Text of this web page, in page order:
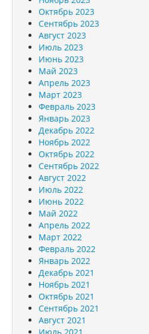
Октябрь 2023
Сентябрь 2023
Август 2023
Июль 2023
Июнь 2023
Май 2023
Апрель 2023
Март 2023
Февраль 2023
Январь 2023
Декабрь 2022
Ноябрь 2022
Октябрь 2022
Сентябрь 2022
Август 2022
Июль 2022
Июнь 2022
Май 2022
Апрель 2022
Март 2022
Февраль 2022
Январь 2022
Декабрь 2021
Ноябрь 2021
Октябрь 2021
Сентябрь 2021
Август 2021